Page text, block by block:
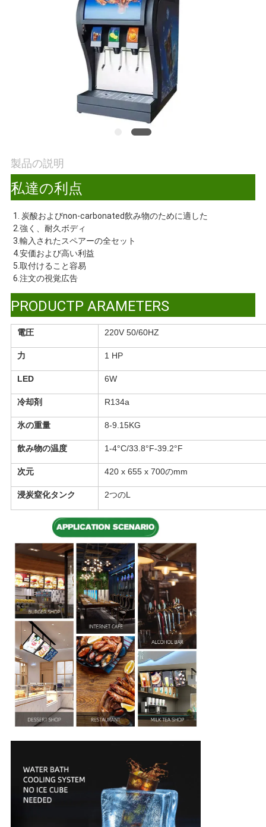
私
達
に
連
絡
し
な
さ
い
ニ
ュ
ー
ス
VR
地
PRIVACY
POLICY
製品の説明
私達の利点
1. 炭酸およびnon-carbonated飲み物のために適した
2.強く、耐久ボディ
3.輸入されたスペアーの全セット
4.安価および高い利益
5.取付けること容易
6.注文の視覚広告
PRODUCTP ARAMETERS
電圧 220V 50/60HZ
力 1 HP
LED 6W
冷却剤 R134a
氷の重量 8-9.15KG
飲み物の温度 1-4°C/33.8°F-39.2°F
次元 420 x655 x700のmm
浸炭窒化タンク 2つのL